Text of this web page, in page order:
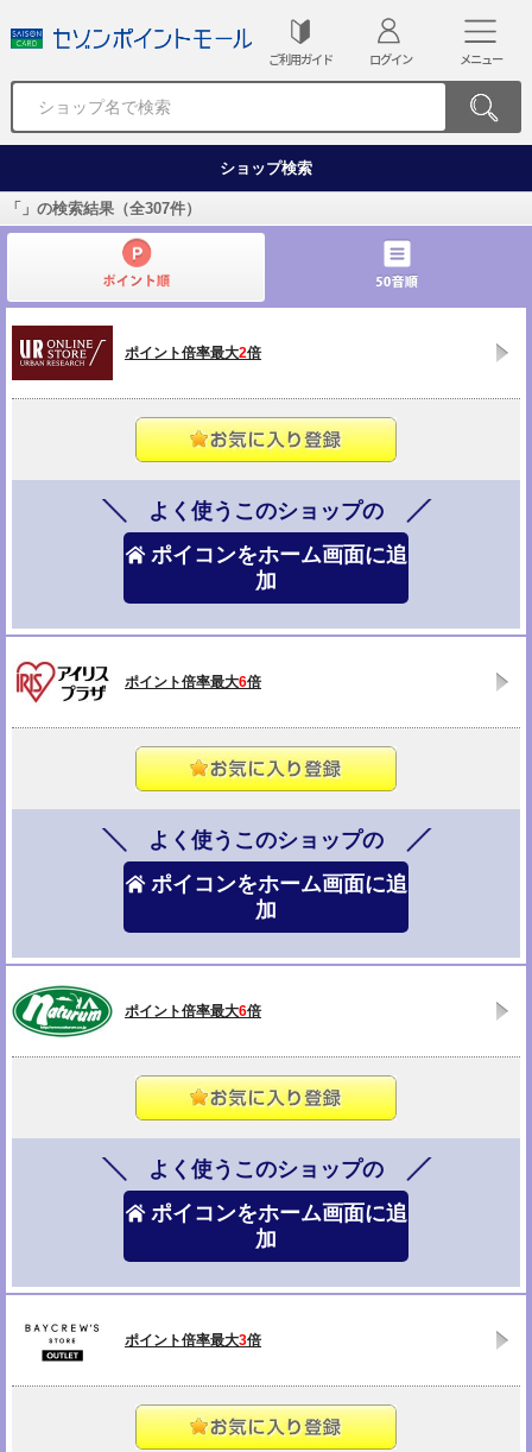
ご利用ガイド ログイン メニュー
ショップ検索
「 」の検索結果（全307件）
ポイント倍率最大2倍
よく使うこのショップの
ポイコンをホーム画面に追
加
ポイント倍率最大6倍
よく使うこのショップの
ポイコンをホーム画面に追
加
ポイント倍率最大6倍
よく使うこのショップの
ポイコンをホーム画面に追
加
ポイント倍率最大3倍